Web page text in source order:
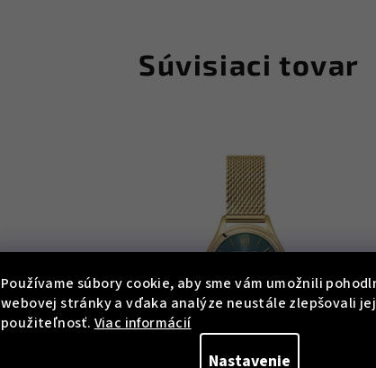
Používame súbory cookie, aby sme vám umožnili
webovej stránky a vďaka analýze neustále zlepšovali
použiteľnosť. Viac informácií
Nastavenie
Súvisiaci tovar